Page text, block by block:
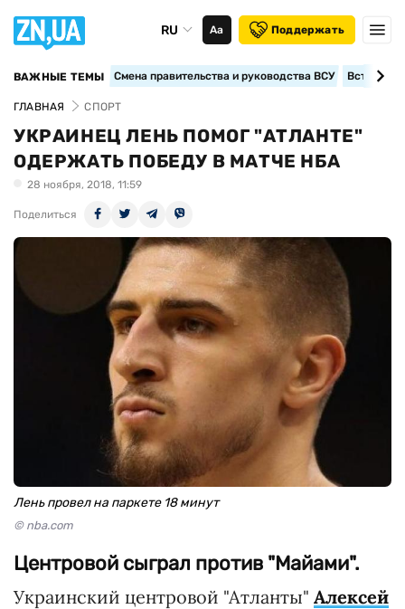
RU Аа Поддержать
ВАЖНЫЕ ТЕМЫ Смена правительства и руководства ВСУ
ГЛАВНАЯ СПОРТ
УКРАИНЕЦ ЛЕНЬ ПОМОГ "АТЛАНТЕ"
ОДЕРЖАТЬ ПОБЕДУ В МАТЧЕ НБА
28 ноября, 2018, 11:59
Поделиться
Лень провел на паркете 18 минут
© nba.com
Центровой сыграл против "Майами".
Украинский центровой "Атланты" Алексей